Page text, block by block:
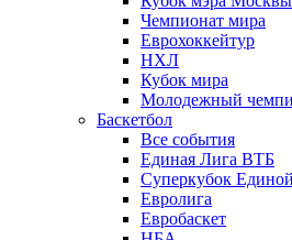
Чемпионат мира
Еврохоккейтур
НХЛ
Кубок мира
Молодежный
Баскетбол
Все события
Единая Лига ВТБ
Суперкубок
Евролига
Евробаскет